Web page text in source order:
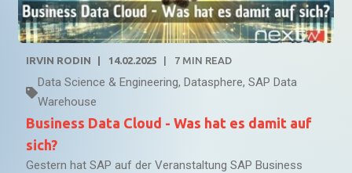
IRVIN RODIN 14.02.2025 7 MIN READ
Data Science & Engineering, Datasphere, SAP Data
Warehouse
Business Data Cloud - Was hat es damit auf
sich?
Gestern hat SAP auf der Veranstaltung SAP Business